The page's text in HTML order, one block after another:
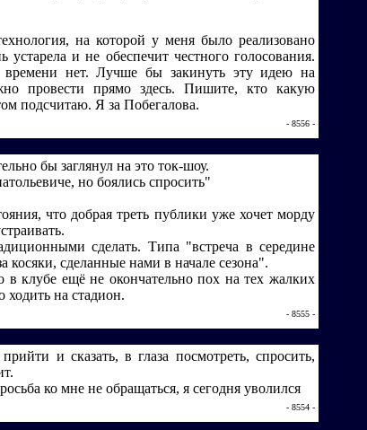
на которой у меня было реализовано
и не обеспечит честного голосования.
нет. Лучше бы закинуть эту идею на
провести прямо здесь. Пишите, кто какую
подсчитаю. Я за Побегалова.
- 8556 -
бы заглянул на это ток-шоу.
но боялись спросить"
что добрая треть публики уже хочет морду
сделать. Типа "встреча в середине
сделанные нами в начале сезона".
клубе ещё не окончательно пох на тех жалких
ходить на стадион.
- 8555 -
и сказать, в глаза посмотреть, спросить,
ко мне не обращаться, я сегодня уволился
- 8554 -